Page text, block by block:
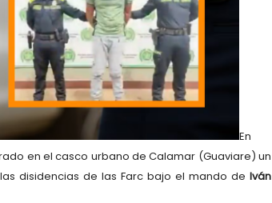
En
en el casco urbano de Calamar (Guaviare) un
disidencias de las Farc bajo el mando deIván